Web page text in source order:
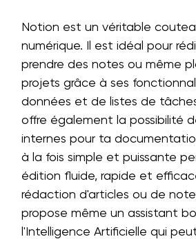
Notion est un véritable
numérique. Il est idéal pour
prendre des notes ou même
projets grâce à ses
données et de listes de
offre également la possibilité
internes pour ta
à la fois simple et puissante
édition fluide, rapide et
rédaction d'articles ou de
propose même un assistant
l'Intelligence Artificielle qui